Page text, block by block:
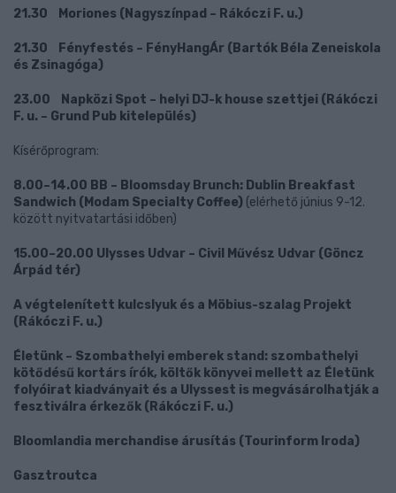
21.30 Moriones (Nagyszínpad – Rákóczi F. u.)
21.30 Fényfestés – FényHangÁr (Bartók Béla Zeneiskola
és Zsinagóga)
23.00 Napközi Spot – helyi DJ-k house szettjei (Rákóczi
F. u. – Grund Pub kitelepülés)
Kísérőprogram:
8.00–14.00 BB – Bloomsday Brunch: Dublin Breakfast
Sandwich (Modam Specialty Coffee) (elérhető június 9-12.
között nyitvatartási időben)
15.00–20.00 Ulysses Udvar – Civil Művész Udvar (Göncz
Árpád tér)
A végtelenített kulcslyuk és a Möbius-szalag Projekt
(Rákóczi F. u.)
Életünk – Szombathelyi emberek stand: szombathelyi
kötődésű kortárs írók, költők könyvei mellett az Életünk
folyóirat kiadványait és a Ulyssest is megvásárolhatják a
fesztiválra érkezők (Rákóczi F. u.)
Bloomlandia merchandise árusítás (Tourinform Iroda)
Gasztroutca